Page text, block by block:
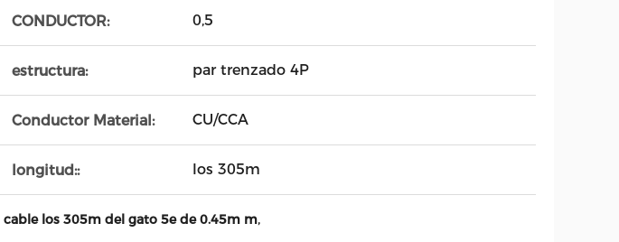
CONDUCTOR: 0,5
estructura: par trenzado 4P
Conductor Material: CU/CCA
longitud:: los 305m
cable los 305m del gato 5e de 0.45m m,